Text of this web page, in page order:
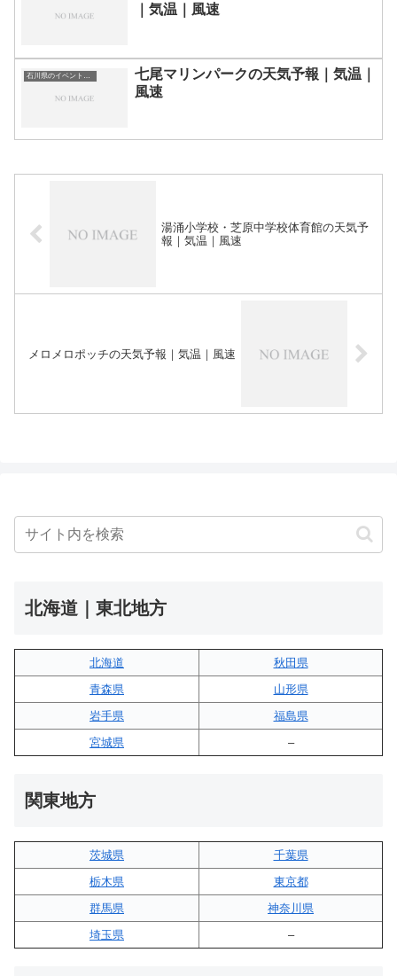
｜気温｜風速
七尾マリンパークの天気予報｜気温｜
風速
湯涌小学校・芝原中学校体育館の天気予
報｜気温｜風速
メロメロポッチの天気予報｜気温｜風速
北海道｜東北地方
北海道
秋田県
青森県
山形県
岩手県
福島県
宮城県
–
関東地方
茨城県
千葉県
栃木県
東京都
群馬県
神奈川県
埼玉県
–